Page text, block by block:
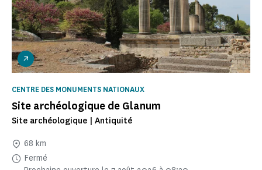
Site archéologique de Glanum
CENTRE DES MONUMENTS NATIONAUX
Site archéologique | Antiquité
68 km
Fermé